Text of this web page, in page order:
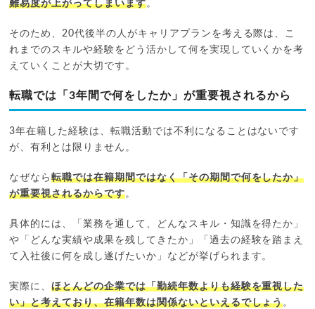
難易度が上がってしまいます。
そのため、20代後半の人がキャリアプランを考える際は、こ
れまでのスキルや経験をどう活かして何を実現していくかを考
えていくことが大切です。
転職では「3年間で何をしたか」が重要視されるから
3年在籍した経験は、転職活動では不利になることはないです
が、有利とは限りません。
なぜなら転職では在籍期間ではなく「その期間で何をしたか」
が重要視されるからです。
具体的には、「業務を通して、どんなスキル・知識を得たか」
や「どんな実績や成果を残してきたか」「過去の経験を踏まえ
て入社後に何を成し遂げたいか」などが挙げられます。
実際に、ほとんどの企業では「勤続年数よりも経験を重視した
い」と考えており、在籍年数は関係ないといえるでしょう。